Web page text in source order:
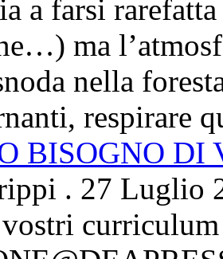
a farsi
ma
nella
respirare
BISOGNO DI
. 27 Luglio
vostri